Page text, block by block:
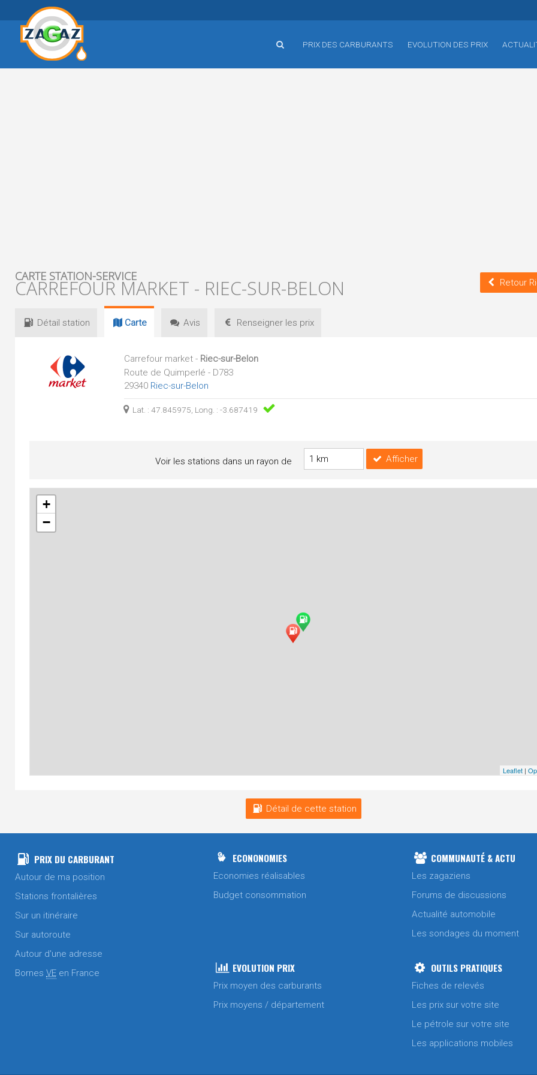
PRIX DES CARBURANTS EVOLUTION DES PRIX
CARTE STATION-SERVICE
CARREFOUR MARKET - RIEC-SUR-BELON Retour
Détail station Carte Avis Renseigner les prix
Carrefour market - Riec-sur-Belon
Route de Quimperlé - D783
29340 Riec-sur-Belon
Lat. : 47.845975, Long. : -3.687419
Voir les stations dans un rayon de Afficher
+
−
Leaflet |
Détail de cette station
PRIX DU CARBURANT
Autour de ma position
Stations frontalières
Sur un itinéraire
Sur autoroute
Autour d'une adresse
Bornes VE en France
ECONONOMIES
Economies réalisables
Budget consommation
COMMUNAUTÉ & ACTU
Les zagaziens
Forums de discussions
Actualité automobile
Les sondages du moment
EVOLUTION PRIX
Prix moyen des carburants
Prix moyens / département
OUTILS PRATIQUES
Fiches de relevés
Les prix sur votre site
Le pétrole sur votre site
Les applications mobiles